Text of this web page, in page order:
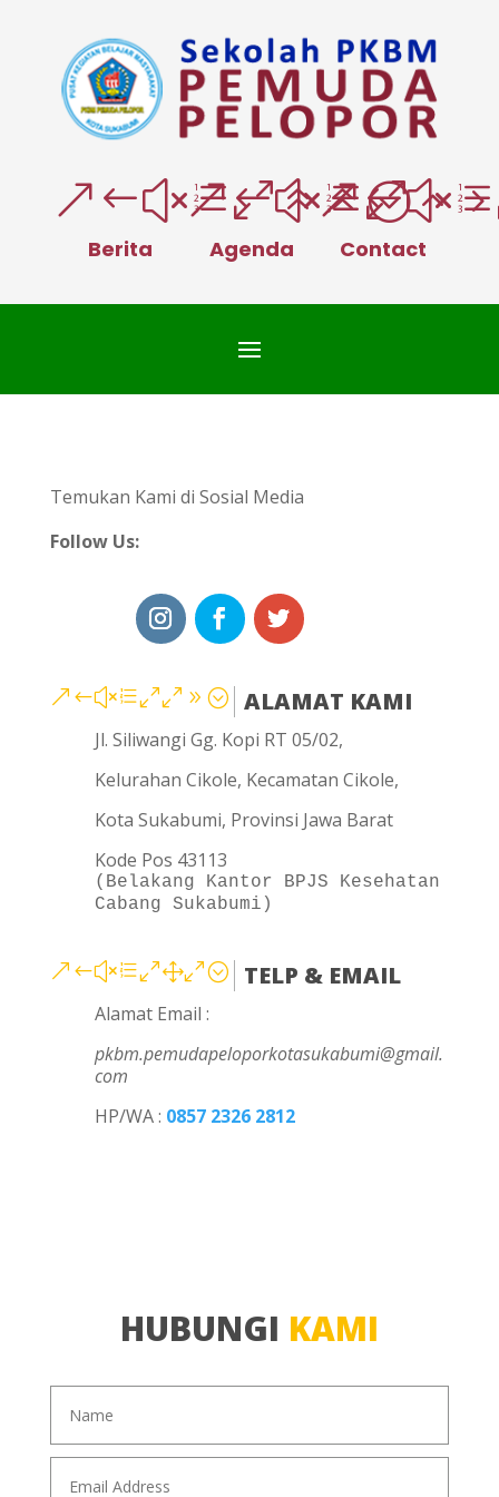
Contact
Agenda
&#xe066;
Berita
Temukan Kami di Sosial Media
Follow Us:
&#xe009; ALAMAT KAMI
Jl. Siliwangi Gg. Kopi RT 05/02,
Kelurahan Cikole, Kecamatan Cikole,
Kota Sukabumi, Provinsi Jawa Barat
Kode Pos 43113
(Belakang Kantor BPJS Kesehatan
Cabang Sukabumi)
&#xe010; TELP & EMAIL
Alamat Email :
pkbm.pemudapeloporkotasukabumi@gmail.
com
HP/WA : 0857 2326 2812
HUBUNGI KAMI